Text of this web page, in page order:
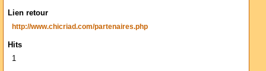
Lien retour
http://www.chicriad.com/partenaires.php
Hits
1